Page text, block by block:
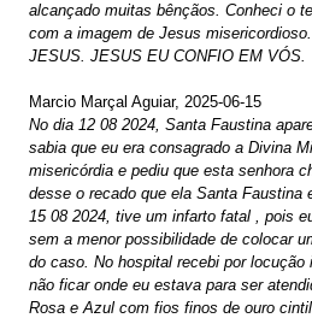
alcançado muitas bênçãos. Conheci o
com a imagem de Jesus
JESUS. JESUS EU CONFIO EM VÓS.
Marcio Marçal Aguiar, 2025-06-15
No dia 12 08 2024, Santa Faustina
sabia que eu era consagrado a Divina
misericórdia e pediu que esta senhora
desse o recado que ela Santa Faustina
15 08 2024, tive um infarto fatal , pois
sem a menor possibilidade de colocar
do caso. No hospital recebi por
não ficar onde eu estava para ser
Rosa e Azul com fios finos de ouro